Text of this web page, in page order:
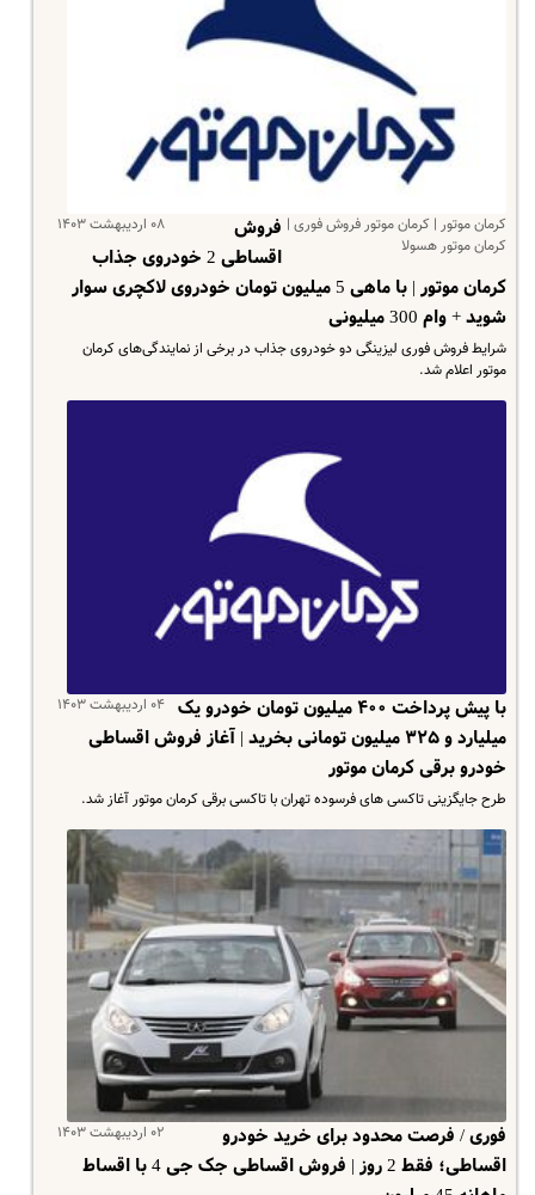
کرمان موتور | کرمان موتور فروش فوری |
کرمان موتور هسولا
۰۸ اردیبهشت ۱۴۰۳
فروش
اقساطی 2 خودروی جذاب
کرمان موتور | با ماهی 5 میلیون تومان خودروی لاکچری سوار
شوید + وام 300 میلیونی
شرایط فروش فوری لیزینگی دو خودروی جذاب در برخی از نمایندگی‌های کرمان
موتور اعلام شد.
۰۴ اردیبهشت ۱۴۰۳
با پیش پرداخت ۴۰۰ میلیون تومان خودرو یک‌
میلیارد و ۳۲۵ میلیون تومانی بخرید | آغاز فروش اقساطی
خودرو برقی کرمان موتور
طرح جایگزینی تاکسی های فرسوده تهران با تاکسی برقی کرمان موتور آغاز شد.
۰۲ اردیبهشت ۱۴۰۳
فوری / فرصت محدود برای خرید خودرو
اقساطی؛ فقط 2 روز | فروش اقساطی جک جی 4 با اقساط